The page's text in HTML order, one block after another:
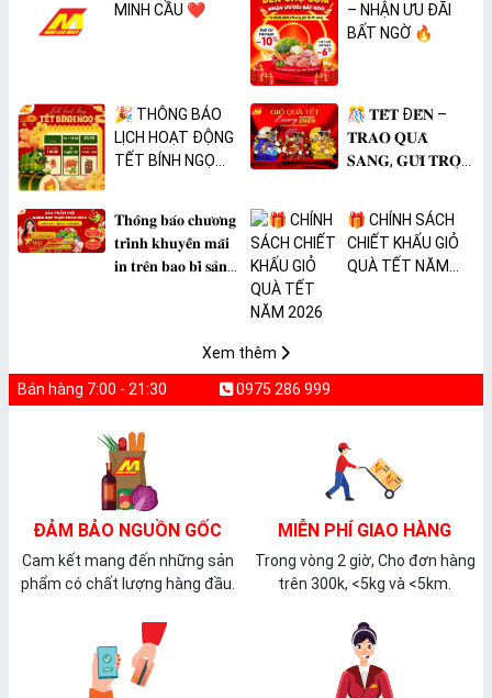
MINH CẦU ❤️
– NHẬN ƯU ĐÃI
BẤT NGỜ 🔥
🎉 THÔNG BÁO
LỊCH HOẠT ĐỘNG
TẾT BÍNH NGỌ
🎊 𝐓𝐄̂́𝐓 Đ𝐄̂́𝐍 –
𝐓𝐑𝐀𝐎 𝐐𝐔𝐀̀
𝐒𝐀𝐍𝐆, 𝐆𝐔̛̉𝐈 𝐓𝐑𝐎̣𝐍
𝐓𝐡𝐨̂𝐧𝐠 𝐛𝐚́𝐨 𝐜𝐡𝐮̛𝐨̛𝐧𝐠
𝐭𝐫𝐢̀𝐧𝐡 𝐤𝐡𝐮𝐲𝐞̂́𝐧 𝐦𝐚̃𝐢
𝐢𝐧 𝐭𝐫𝐞̂𝐧 𝐛𝐚𝐨 𝐛𝐢̀ 𝐬𝐚̉𝐧
🎁 CHÍNH SÁCH
CHIẾT KHẤU GIỎ
QUÀ TẾT NĂM
Xem thêm
Bán hàng 7:00 - 21:30 0975 286 999
ĐẢM BẢO NGUỒN GỐC
Cam kết mang đến những sản
phẩm có chất lượng hàng đầu.
MIỄN PHÍ GIAO HÀNG
Trong vòng 2 giờ, Cho đơn hàng
trên 300k, <5kg và <5km.